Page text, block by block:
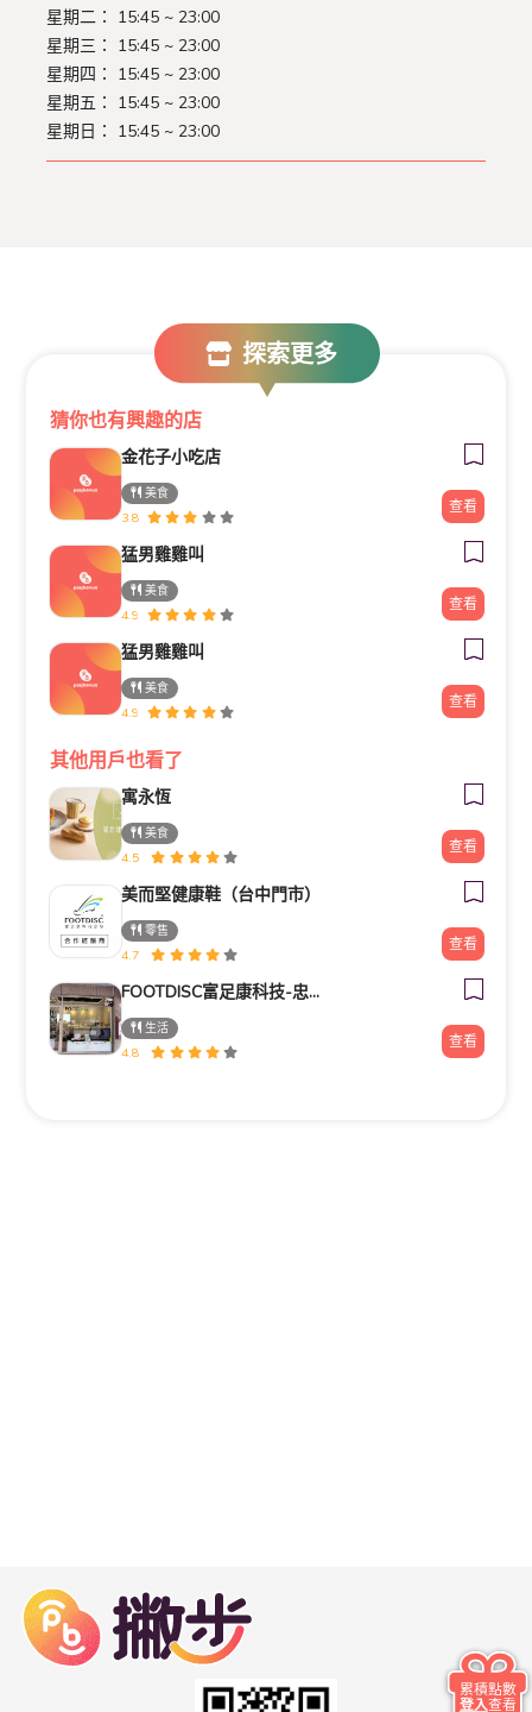
星期二： 15:45 ~ 23:00
星期三： 15:45 ~ 23:00
星期四： 15:45 ~ 23:00
星期五： 15:45 ~ 23:00
星期日： 15:45 ~ 23:00
探索更多
猜你也有興趣的店
金花子小吃店
美食
3.8
查看
猛男雞雞叫
美食
4.9
查看
猛男雞雞叫
美食
4.9
查看
其他用戶也看了
寓永恆
美食
4.5
查看
美而堅健康鞋（台中門市）
零售
4.7
查看
FOOTDISC富足康科技-忠孝直營門市
生活
4.8
查看
累積點數
登入查看